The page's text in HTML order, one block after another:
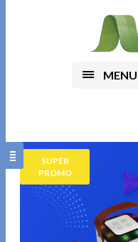
MENU
SUPER
PROMO